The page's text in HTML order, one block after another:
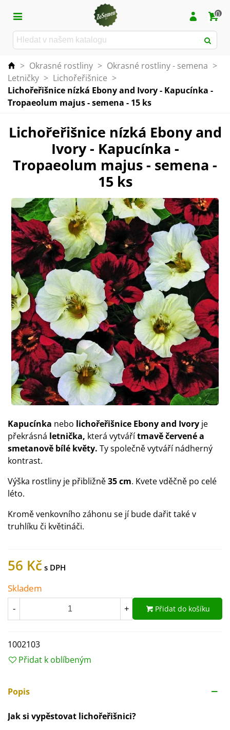
0
> Okrasné rostliny > Okrasné rostliny - semena >
Letničky > Lichořeřišnice >
Lichořeřišnice nízká Ebony and Ivory - Kapucínka -
Tropaeolum majus - semena - 15 ks
Lichořeřišnice nízká Ebony and
Ivory - Kapucínka -
Tropaeolum majus - semena -
15 ks
Kapucínka nebo lichořeřišnice Ebonyand Ivory je
překrásná letnička, která vytvářítmavě červené a
smetanově bílé květy. Ty společně vytváří nádherný
kontrast.
Výška rostliny je přibližně35 cm. Kvete vděčně po celé
léto.
Kromě venkovního záhonu se jí bude dařit také v
truhlíku či květináči.
56 Kč
Skladem
- + Přidat do košíku
1002103
Přidat k oblíbeným
Popis
Jak si vypěstovat lichořeřišnici?